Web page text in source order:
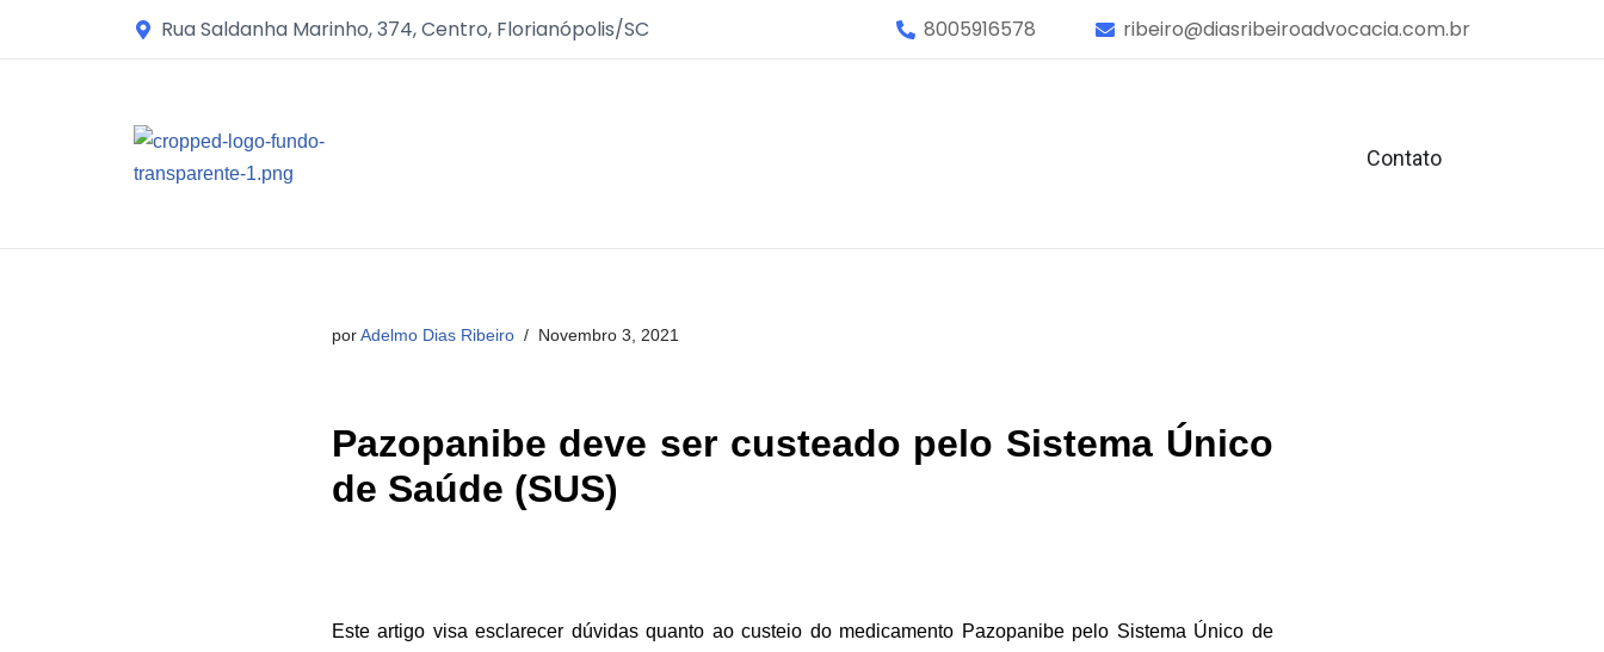
Avançar
Rua Saldanha Marinho, 374, Centro, Florianópolis/SC 8005916578 ribeiro@diasribeiroadvocacia.com.br
Contato
porAdelmo Dias Ribeiro Novembro 3, 2021
Pazopanibe deve ser custeado pelo Sistema Único
de Saúde (SUS)
Este artigo visa esclarecer dúvidas quanto ao custeio do medicamento Pazopanibe pelo Sistema Único de